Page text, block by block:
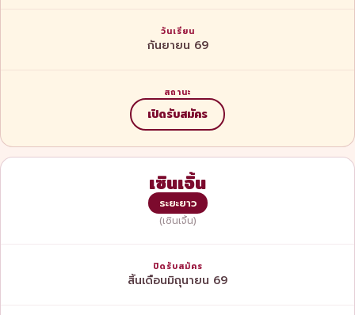
กันยายน 69
เปิดรับสมัคร
เซินเจิ้น
ระยะยาว
(เซินเจิ้น)
สิ้นเดือนมิถุนายน 69